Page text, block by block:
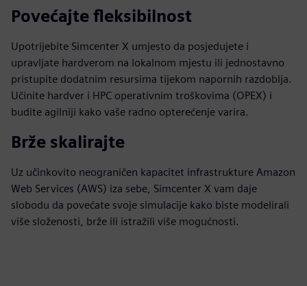
Povećajte fleksibilnost
Upotrijebite Simcenter X umjesto da posjedujete i
upravljate hardverom na lokalnom mjestu ili jednostavno
pristupite dodatnim resursima tijekom napornih razdoblja.
Učinite hardver i HPC operativnim troškovima (OPEX) i
budite agilniji kako vaše radno opterećenje varira.
Brže skalirajte
Uz učinkovito neograničen kapacitet infrastrukture Amazon
Web Services (AWS) iza sebe, Simcenter X vam daje
slobodu da povećate svoje simulacije kako biste modelirali
više složenosti, brže ili istražili više mogućnosti.